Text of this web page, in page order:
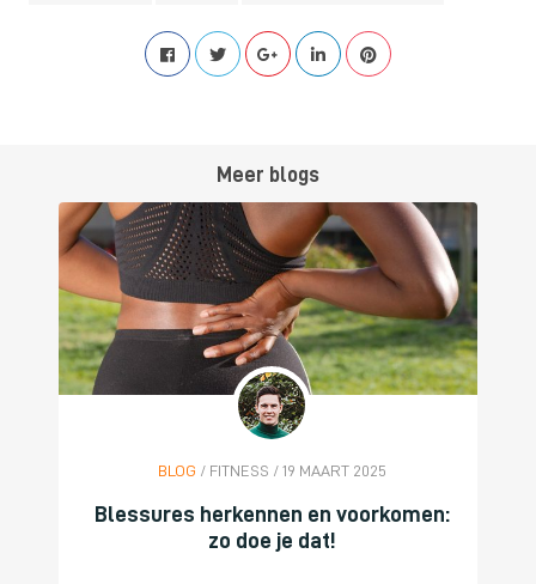
Meer blogs
BLOG / FITNESS / 19 MAART 2025
Blessures herkennen en voorkomen:
zo doe je dat!